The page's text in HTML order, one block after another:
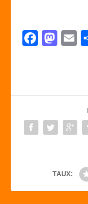
F
b
o
o
M
d
o
n
E
TAUX: